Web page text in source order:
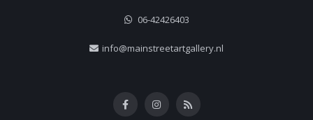
06-42426403
info@mainstreetartgallery.nl